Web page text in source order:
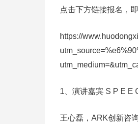
点击下方链接报名，
https://
1、演讲嘉宾 S P E E
王心磊，ARK创新咨